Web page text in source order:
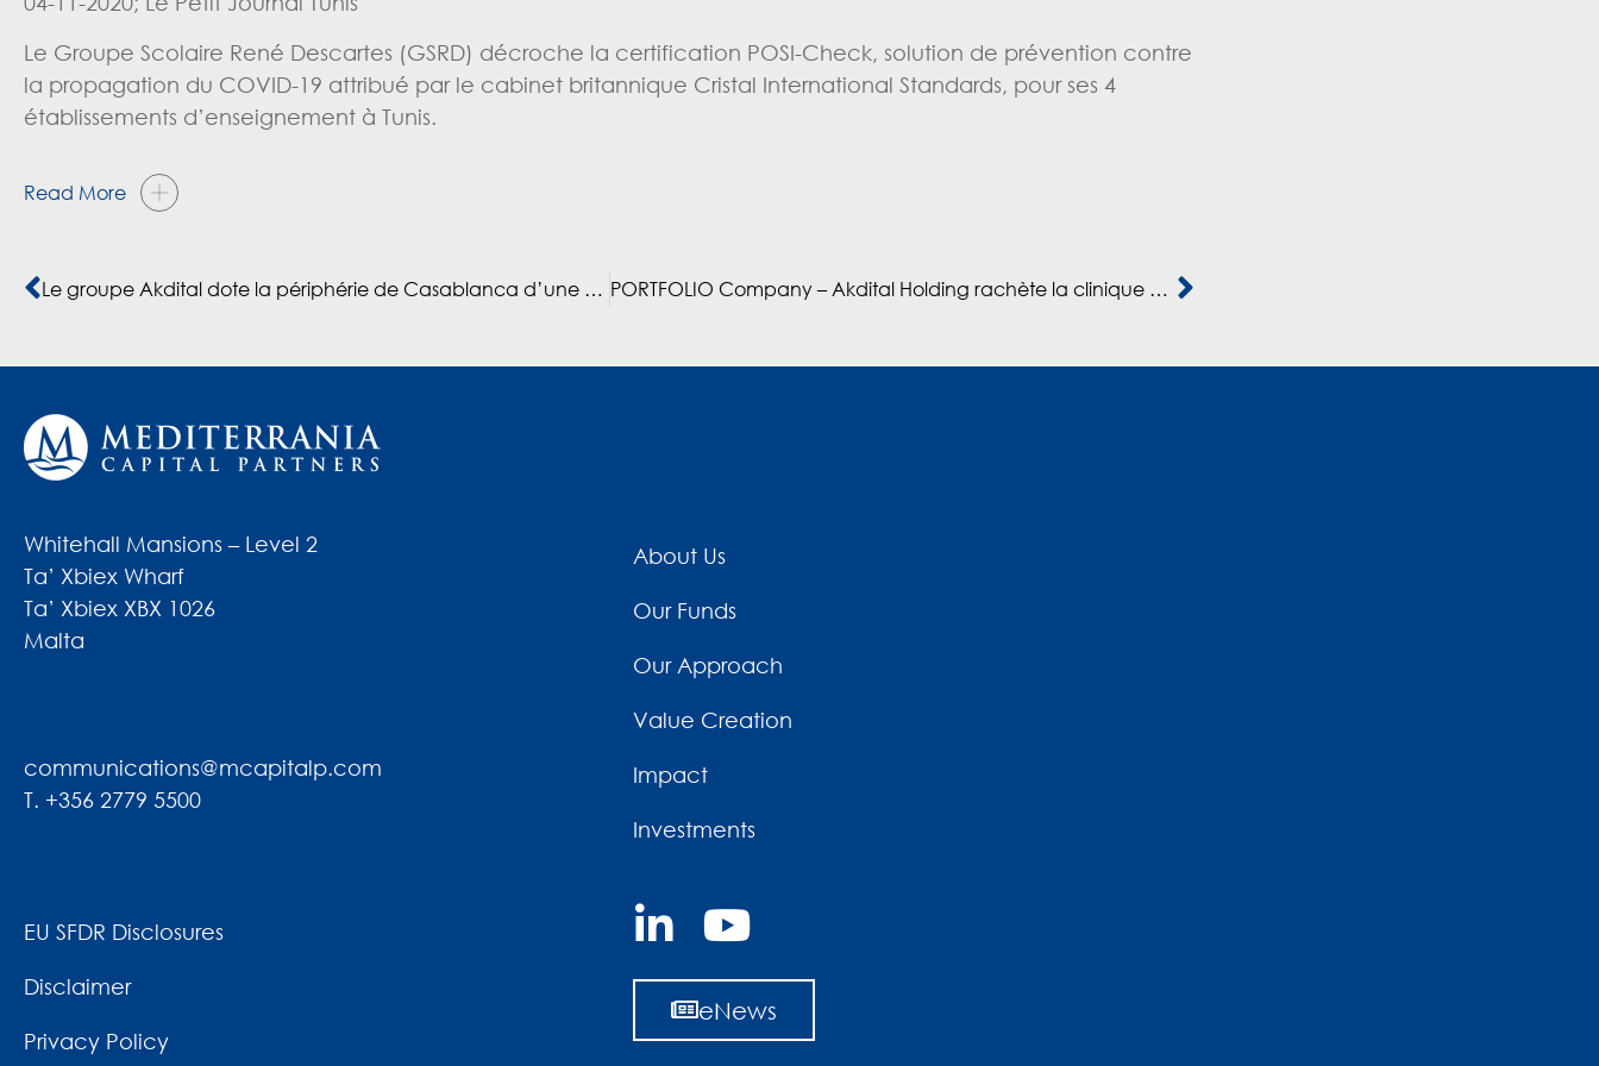
Le Groupe Scolaire René Descartes (GSRD) décroche la certification POSI-Check, solution de prévention contre
la propagation du COVID-19 attribué par le cabinet britannique Cristal International Standards, pour ses 4
établissements d’enseignement à Tunis.
Read More
Le groupe Akdital dote la périphérie de Casablanca d’une offre de soins en oncologie PORTFOLIO Company – Akdital Holding rachète la clinique pédiatrique Atfal
Whitehall Mansions – Level 2
Ta’ Xbiex Wharf
Ta’ Xbiex XBX 1026
Malta
communications@mcapitalp.com
T. +356 2779 5500
About Us
Our Funds
Our Approach
Value Creation
Impact
Investments
EU SFDR Disclosures
Disclaimer
Privacy Policy
eNews